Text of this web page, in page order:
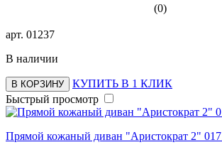
(0)
арт. 01237
В наличии
В КОРЗИНУ
КУПИТЬ В 1 КЛИК
Быстрый просмотр
Прямой кожаный диван "Аристократ 2"